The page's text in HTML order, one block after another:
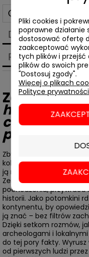
Opis
Dane
Produkty
Zeinab
historia
człowieka
państw
Zbyt długo historia
kolonializmu i
ją na nowo!
Zeinab Badawi,
pochodzenia, przywraca
historii. Jako potomkini
kontynentu, by
ją znać – bez filtrów
Dzięki setkom rozmów,
archeologami i
do tej pory fakty. Wyrusz
od pierwszych ludzi
Pliki cookies i
poprawne
dostosować ofertę
zaakceptować
tych plików i
plików do swoich
"Dostosuj zgody".
Więcej o plikach
Polityce